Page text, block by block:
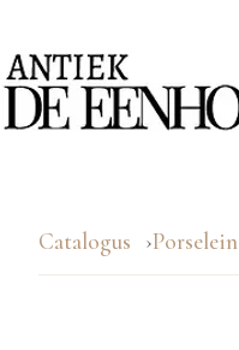
Catalogus Porselein